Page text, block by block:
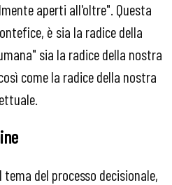
aperti all'oltre". Questa
è sia la radice della
sia la radice della nostra
come la radice della nostra
del processo decisionale,